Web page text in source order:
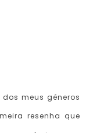
meus gêneros
resenha que